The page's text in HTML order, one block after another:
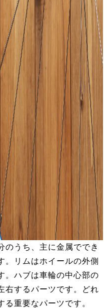
のうち、主に金属ででき
。リムはホイールの外側
。ハブは車輪の中心部の
右するパーツです。どれ
る重要なパーツです。